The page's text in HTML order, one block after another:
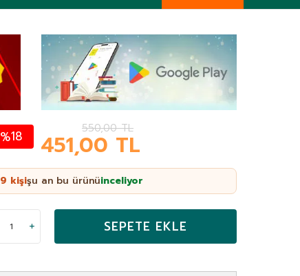
%18 550,00TL
451,00 TL
9 kişişu an bu ürünüinceliyor
SEPETE EKLE